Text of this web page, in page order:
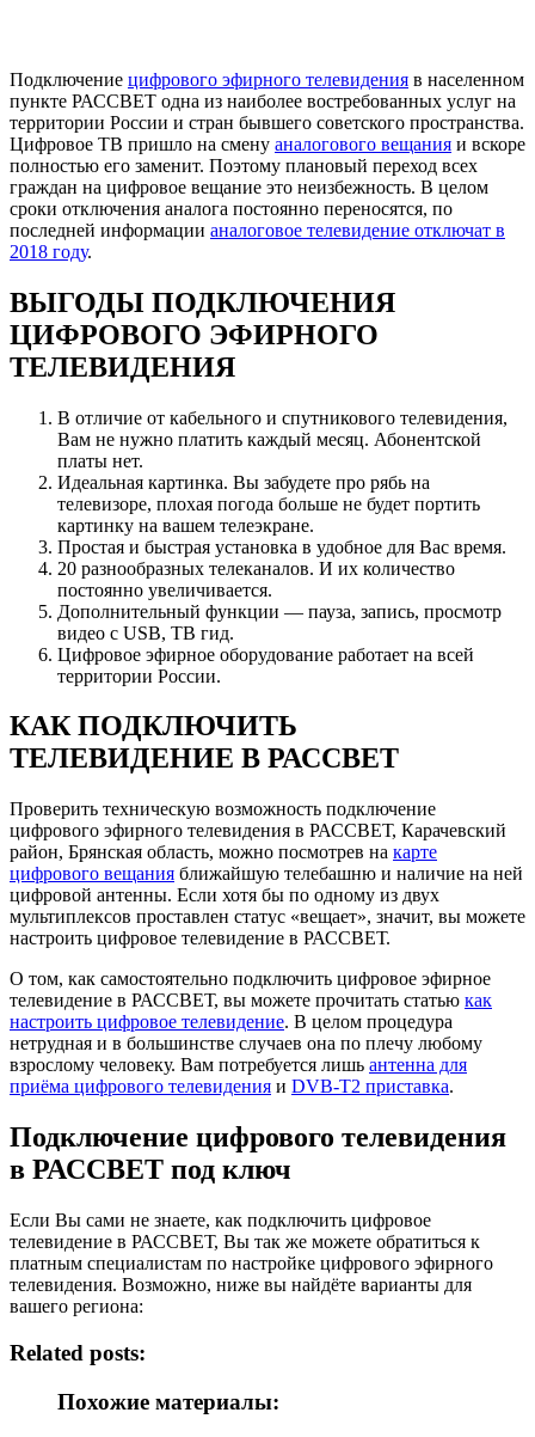
Подключение цифрового эфирного телевидения в населенном
пункте РАССВЕТ одна из наиболее востребованных услуг на
территории России и стран бывшего советского пространства.
Цифровое ТВ пришло на смену аналогового вещания и вскоре
полностью его заменит. Поэтому плановый переход всех
граждан на цифровое вещание это неизбежность. В целом
сроки отключения аналога постоянно переносятся, по
последней информации аналоговое телевидение отключат в
2018 году.
ВЫГОДЫ ПОДКЛЮЧЕНИЯ
ЦИФРОВОГО ЭФИРНОГО
ТЕЛЕВИДЕНИЯ
В отличие от кабельного и спутникового телевидения,
Вам не нужно платить каждый месяц. Абонентской
платы нет.
Идеальная картинка. Вы забудете про рябь на
телевизоре, плохая погода больше не будет портить
картинку на вашем телеэкране.
Простая и быстрая установка в удобное для Вас время.
20 разнообразных телеканалов. И их количество
постоянно увеличивается.
Дополнительный функции — пауза, запись, просмотр
видео с USB, ТВ гид.
Цифровое эфирное оборудование работает на всей
территории России.
КАК ПОДКЛЮЧИТЬ
ТЕЛЕВИДЕНИЕ В РАССВЕТ
Проверить техническую возможность подключение
цифрового эфирного телевидения в РАССВЕТ, Карачевский
район, Брянская область, можно посмотрев на карте
цифрового вещания ближайшую телебашню и наличие на ней
цифровой антенны. Если хотя бы по одному из двух
мультиплексов проставлен статус «вещает», значит, вы можете
настроить цифровое телевидение в РАССВЕТ.
О том, как самостоятельно подключить цифровое эфирное
телевидение в РАССВЕТ, вы можете прочитать статью как
настроить цифровое телевидение. В целом процедура
нетрудная и в большинстве случаев она по плечу любому
взрослому человеку. Вам потребуется лишь антенна для
приёма цифрового телевидения и DVB-T2 приставка.
Подключение цифрового телевидения
в РАССВЕТ под ключ
Если Вы сами не знаете, как подключить цифровое
телевидение в РАССВЕТ, Вы так же можете обратиться к
платным специалистам по настройке цифрового эфирного
телевидения. Возможно, ниже вы найдёте варианты для
вашего региона:
Related posts:
Похожие материалы: